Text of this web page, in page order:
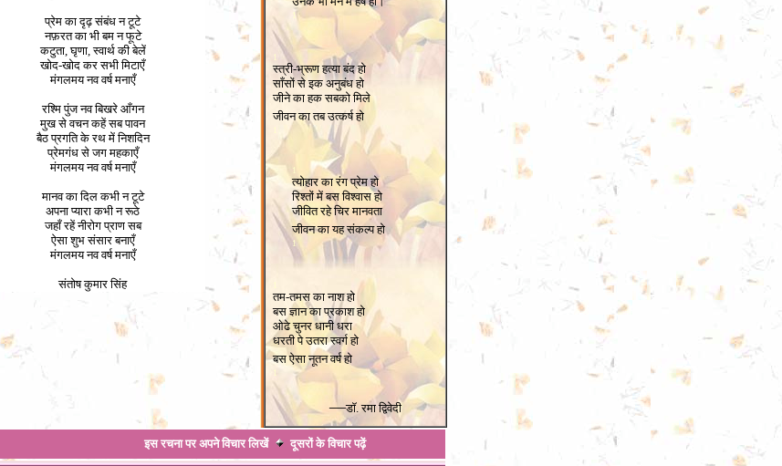
प्रेम का दृढ़ संबंध न टूटे
नफ़रत का भी बम न फूटे
कटुता, घृणा, स्वार्थ की बेलें
खोद-खोद कर सभी मिटाएँ
मंगलमय नव वर्ष मनाएँ
रश्मि पुंज नव बिखरे आँगन
मुख से वचन कहें सब पावन
बैठ प्रगति के रथ में निशदिन
प्रेमगंध से जग महकाएँ
मंगलमय नव वर्ष मनाएँ
मानव का दिल कभी न टूटे
अपना प्यारा कभी न रूठे
जहाँ रहें नीरोग प्राण सब
ऐसा शुभ संसार बनाएँ
मंगलमय नव वर्ष मनाएँ
संतोष कुमार सिंह
1
1
स्त्री-भ्रूण हत्या बंद हो
साँसों से इक अनुबंध हो
जीने का हक सबको मिले
जीवन का तब उत्कर्ष हो
1
त्योहार का रंग प्रेम हो
रिश्तों में बस विश्वास हो
जीवित रहे चिर मानवता
जीवन का यह संकल्प हो
1
तम-तमस का नाश हो
बस ज्ञान का प्रकाश हो
ओढे चुनर धानी धरा
धरती पे उतरा स्वर्ग हो
बस ऐसा नूतन वर्ष हो
—डॉ. रमा द्विवेदी
इस रचना पर अपने विचार लिखें दूसरों के विचारपढ़ें